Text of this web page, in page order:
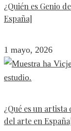
¿Quién es Genio
España]
1 mayo, 2026
¿Qué es un
del arte en